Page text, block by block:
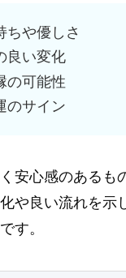
ちや優しさ
良い変化
の可能性
のサイン
安心感のあるも
や良い流れを示
す。